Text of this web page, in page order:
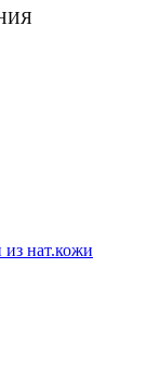
нат.кожи